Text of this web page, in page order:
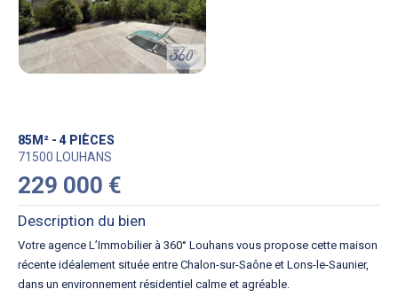
85M² - 4 PIÈCES
71500 LOUHANS
229 000 €
Description du bien
Votre agence L’Immobilier à 360° Louhans vous propose cette maison
récente idéalement située entre Chalon-sur-Saône et Lons-le-Saunier,
dans un environnement résidentiel calme et agréable.